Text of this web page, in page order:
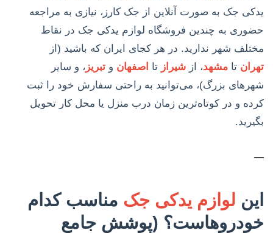
یدکی جک به صورت آنلاین از جک کارز، نیازی به مراجعه
حضوری به چندین فروشگاه لوازم یدکی جک در نقاط
مختلف شهر ندارید. در هر کجای ایران که باشید (از
تهران تا مشهد، از شیراز تا اصفهان و تبریز ، و سایر
شهرهای بزرگ)، می‌توانید به راحتی سفارش خود را ثبت
کرده و در کوتاه‌ترین زمان درب منزل یا محل کار تحویل
بگیرید.
—
این لوازم یدکی جک مناسب کدام
خودروهاست؟ (پوشش جامع